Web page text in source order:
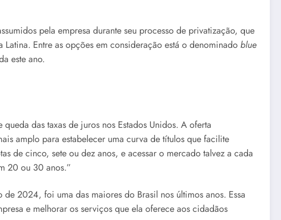
pela empresa durante seu processo de privatização, que
Entre as opções em consideração está o denominadoblue
este ano.
das taxas de juros nos Estados Unidos. A oferta
amplo para estabelecer uma curva de títulos que facilite
de cinco, sete ou dez anos, e acessar o mercado talvez a cada
20 ou 30 anos.”
2024, foi uma das maiores do Brasil nos últimos anos. Essa
e melhorar os serviços que ela oferece aos cidadãos